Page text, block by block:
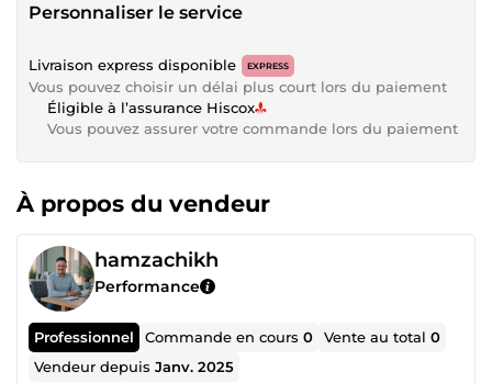
Personnaliser le service
Livraison express disponible EXPRESS
Vous pouvez choisir un délai plus court lors du paiement
Éligible à l’assurance Hiscox
Vous pouvez assurer votre commande lors du paiement
À propos du vendeur
hamzachikh
Performance
Professionnel Commande en cours0 Vente au total0
Vendeur depuisJanv. 2025